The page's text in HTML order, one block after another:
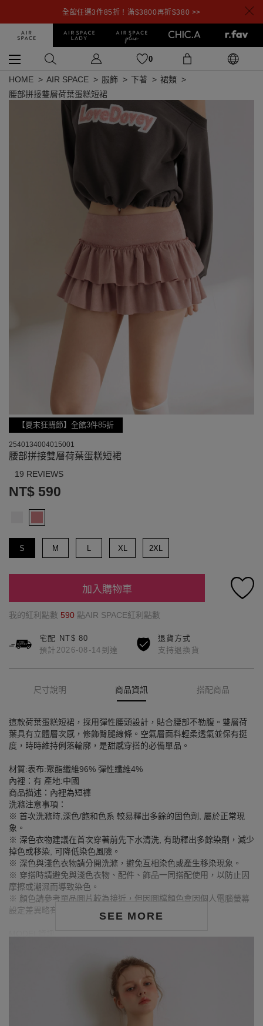
全館任選3件85折！滿$3800再折$380 >>
0
HOME AIR SPACE 服飾 下著
裙類
腰部拼接雙層荷葉蛋糕短裙
【夏末狂購節】全館3件85折
2540134004015001
腰部拼接雙層荷葉蛋糕短裙
19 REVIEWS
NT$ 590
S M L XL 2XL
加入購物車
我的紅利點數 590 點AIR SPACE紅利點數
宅配 NT$ 80
預計2026-08-14到達
退貨方式
支持退換貨
尺寸說明 商品資訊 搭配商品
SEE MORE
這款荷葉蛋糕短裙，採用彈性腰頭設計，貼合腰部不勒腹。雙層荷
葉具有立體層次感，修飾臀腿線條。空氣層面料輕柔透氣並保有挺
度，時時維持俐落輪廓，是甜感穿搭的必備單品。
材質:表布:聚酯纖維96% 彈性纖維4%
內裡：有 產地:中國
商品描述：內裡為短褲
洗滌注意事項：
※ 首次洗滌時,深色/飽和色系 較易釋出多餘的固色劑, 屬於正常現
象。
※ 深色衣物建議在首次穿著前先下水清洗, 有助釋出多餘染劑，減少
掉色或移染, 可降低染色風險。
※ 深色與淺色衣物請分開洗滌，避免互相染色或產生移染現象。
※ 穿搭時請避免與淺色衣物、配件、飾品一同搭配使用，以防止因
摩擦或潮濕而導致染色。
※ 顏色請參考單品圖片較為接近，但因圖檔顏色會因個人電腦螢幕
設定差異略有不同，請以實際商品顏色為準。
腰圍Waist：60cm／臀圍hips：89cm